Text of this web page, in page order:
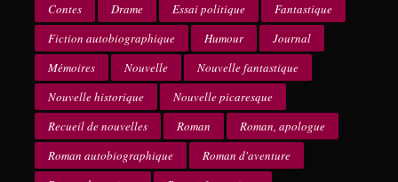
Contes
Drame Essai politique
Fantastique
Fiction autobiographique
Humour
Journal
Mémoires
Nouvelle
Nouvelle fantastique
Nouvelle historique
Nouvelle picaresque
Recueil de nouvelles
Roman
Roman, apologue
Roman autobiographique
Roman d'aventure